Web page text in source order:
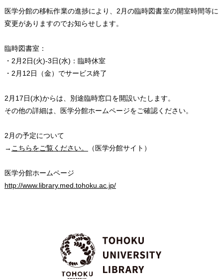
医学分館の移転作業の進捗により、2月の臨時図書室の開室時間等に
変更がありますのでお知らせします。
臨時図書室：
・2月2日(火)-3日(水)：臨時休室
・2月12日（金）でサービス終了
2月17日(水)からは、別途臨時窓口を開設いたします。
その他の詳細は、医学分館ホームページをご確認ください。
2月の予定について
→ こちらをご覧ください。 （医学分館サイト）
医学分館ホームページ
http://www.library.med.tohoku.ac.jp/